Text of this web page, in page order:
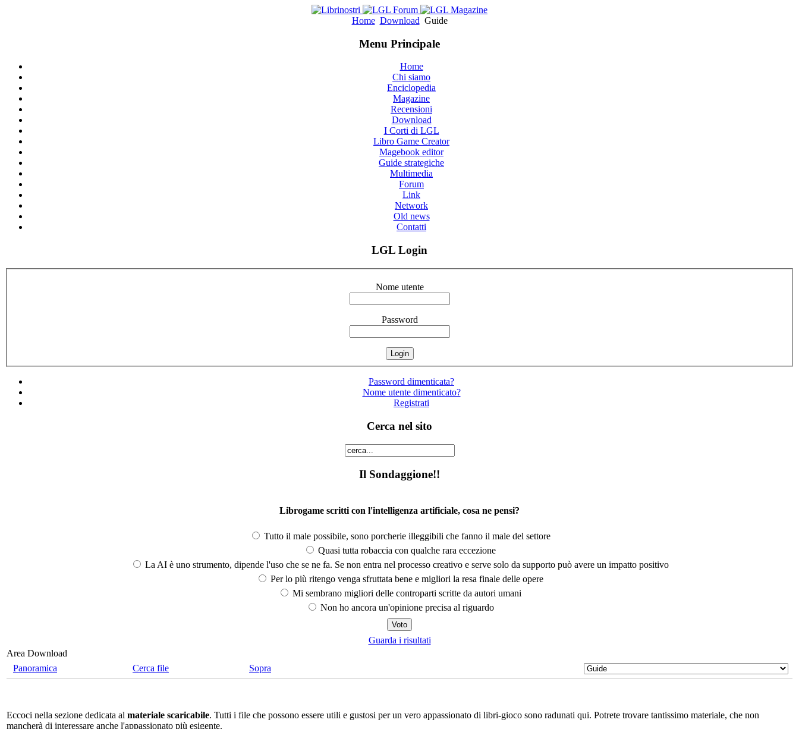
Home Download Guide
Menu Principale
Home
Chi siamo
Enciclopedia
Magazine
Recensioni
Download
I Corti di LGL
Libro Game Creator
Magebook editor
Guide strategiche
Multimedia
Forum
Link
Network
Old news
Contatti
LGL Login
Nome utente
Password
Password dimenticata?
Nome utente dimenticato?
Registrati
Cerca nel sito
Il Sondaggione!!
Librogame scritti con l'intelligenza artificiale, cosa ne pensi?
Tutto il male possibile, sono porcherie illeggibili che fanno il male del settore
Quasi tutta robaccia con qualche rara eccezione
La AI è uno strumento, dipende l'uso che se ne fa. Se non entra nel processo creativo e serve solo da supporto può avere un impatto positivo
Per lo più ritengo venga sfruttata bene e migliori la resa finale delle opere
Mi sembrano migliori delle controparti scritte da autori umani
Non ho ancora un'opinione precisa al riguardo
Guarda i risultati
Area Download
Panoramica
Cerca file Sopra
Eccoci nella sezione dedicata al materiale scaricabile. Tutti i file che possono essere utili e gustosi per un vero appassionato di libri-gioco sono radunati qui. Potrete trovare tantissimo materiale, che non
mancherà di interessare anche l'appassionato più esigente.